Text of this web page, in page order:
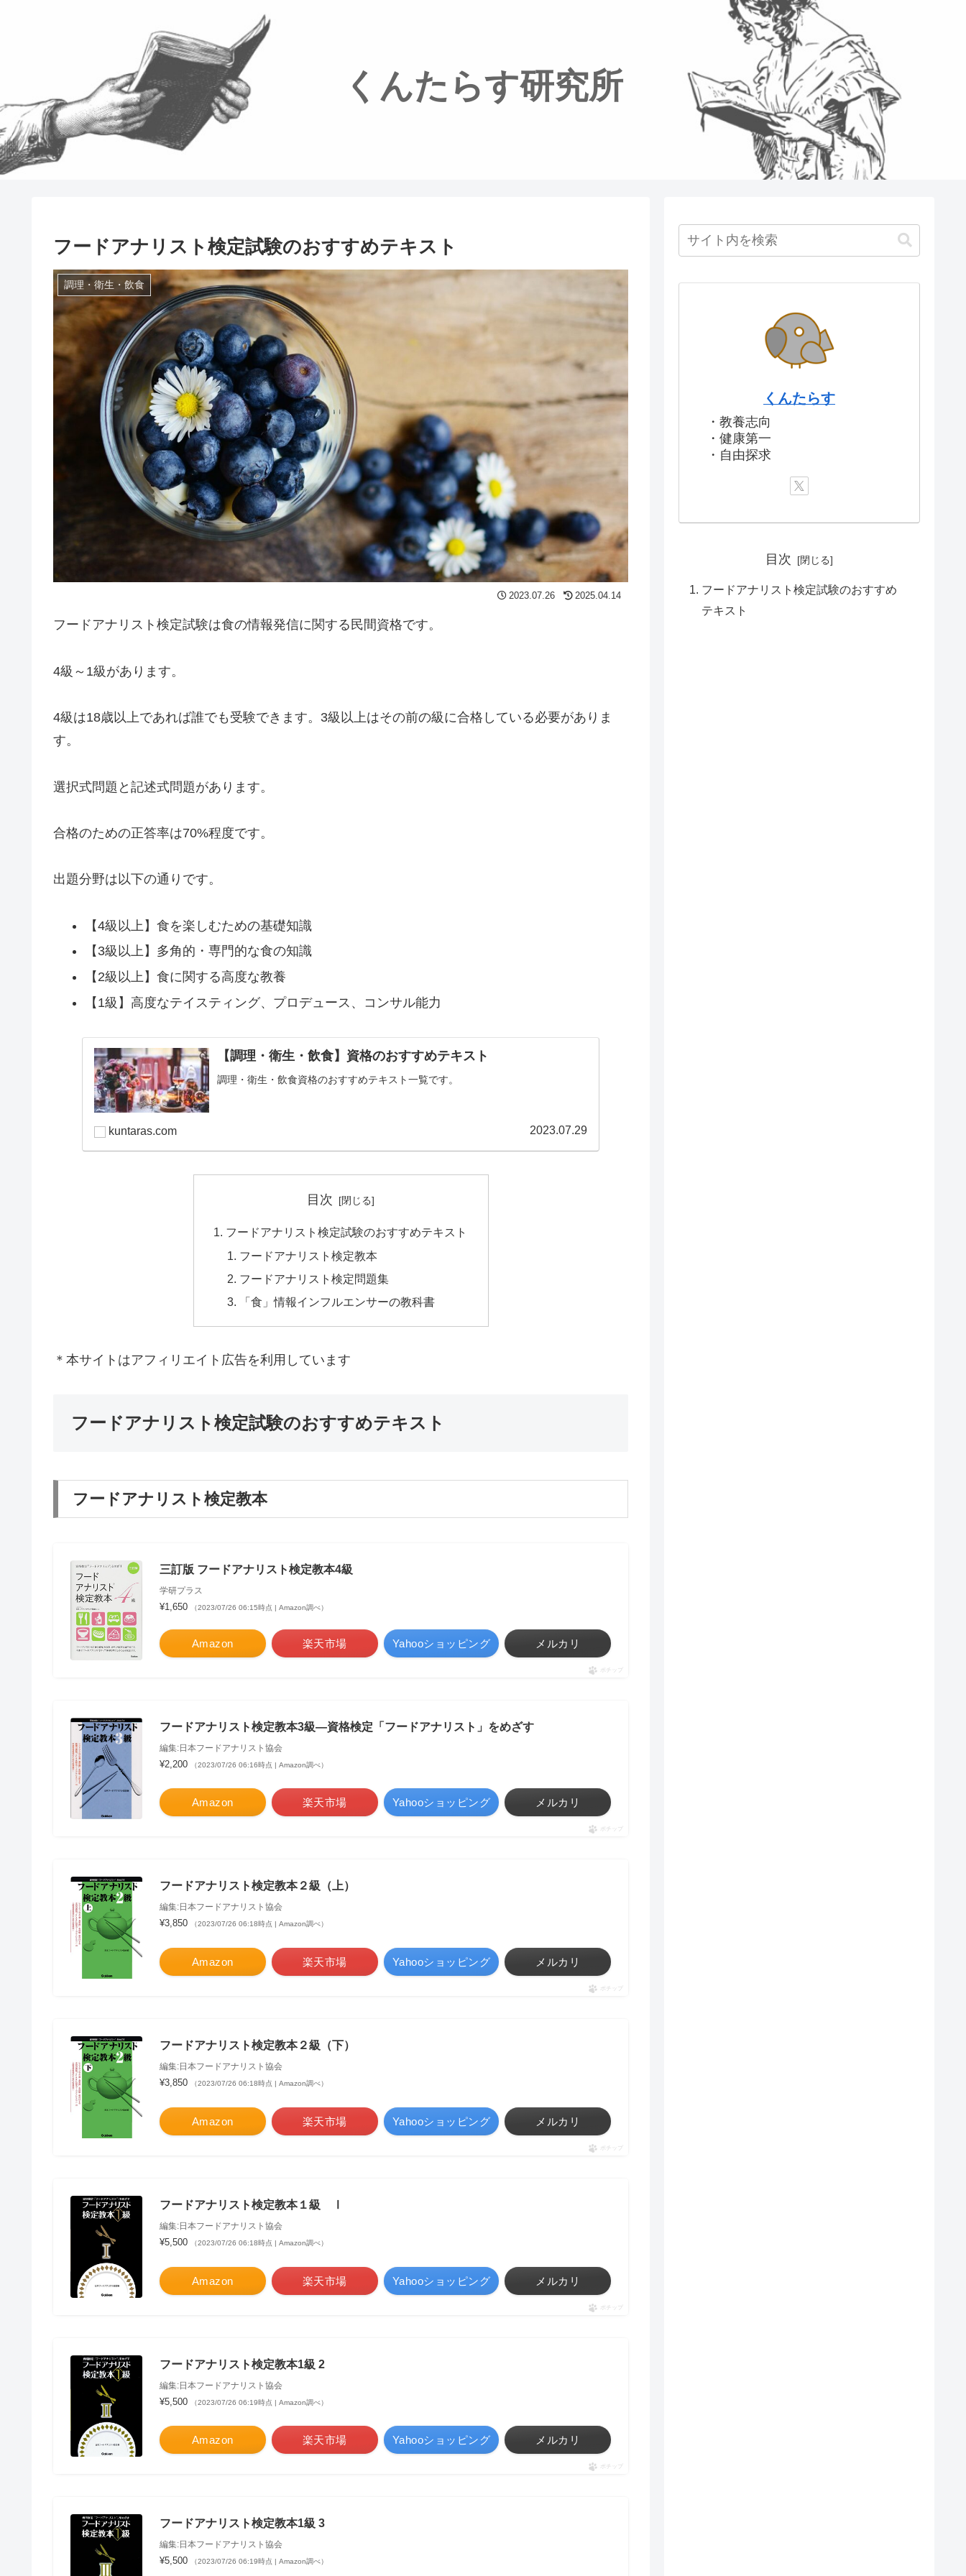
くんたらす研究所
フードアナリスト検定試験のおすすめテキスト
調理・衛生・飲食
2023.07.26 2025.04.14
フードアナリスト検定試験は食の情報発信に関する民間資格です。
4級～1級があります。
4級は18歳以上であれば誰でも受験できます。3級以上はその前の級に合格している必要がありま
す。
選択式問題と記述式問題があります。
合格のための正答率は70%程度です。
出題分野は以下の通りです。
【4級以上】食を楽しむための基礎知識
【3級以上】多角的・専門的な食の知識
【2級以上】食に関する高度な教養
【1級】高度なテイスティング、プロデュース、コンサル能力
【調理・衛生・飲食】資格のおすすめテキスト
調理・衛生・飲食資格のおすすめテキスト一覧です。
kuntaras.com 2023.07.29
目次
フードアナリスト検定試験のおすすめテキスト
フードアナリスト検定教本
フードアナリスト検定問題集
「食」情報インフルエンサーの教科書
＊本サイトはアフィリエイト広告を利用しています
フードアナリスト検定試験のおすすめテキスト
フードアナリスト検定教本
三訂版 フードアナリスト検定教本4級
学研プラス
¥1,650 （2023/07/26 06:15時点 | Amazon調べ）
Amazon 楽天市場 Yahooショッピング メルカリ
ポチップ
フードアナリスト検定教本3級―資格検定「フードアナリスト」をめざす
編集:日本フードアナリスト協会
¥2,200 （2023/07/26 06:16時点 | Amazon調べ）
Amazon 楽天市場 Yahooショッピング メルカリ
ポチップ
フードアナリスト検定教本２級（上）
編集:日本フードアナリスト協会
¥3,850 （2023/07/26 06:18時点 | Amazon調べ）
Amazon 楽天市場 Yahooショッピング メルカリ
ポチップ
フードアナリスト検定教本２級（下）
編集:日本フードアナリスト協会
¥3,850 （2023/07/26 06:18時点 | Amazon調べ）
Amazon 楽天市場 Yahooショッピング メルカリ
ポチップ
フードアナリスト検定教本１級 Ⅰ
編集:日本フードアナリスト協会
¥5,500 （2023/07/26 06:18時点 | Amazon調べ）
Amazon 楽天市場 Yahooショッピング メルカリ
ポチップ
フードアナリスト検定教本1級 2
編集:日本フードアナリスト協会
¥5,500 （2023/07/26 06:19時点 | Amazon調べ）
Amazon 楽天市場 Yahooショッピング メルカリ
ポチップ
フードアナリスト検定教本1級 3
編集:日本フードアナリスト協会
¥5,500 （2023/07/26 06:19時点 | Amazon調べ）
くんたらす
・教養志向
・健康第一
・自由探求
目次
フードアナリスト検定試験のおすすめ
テキスト